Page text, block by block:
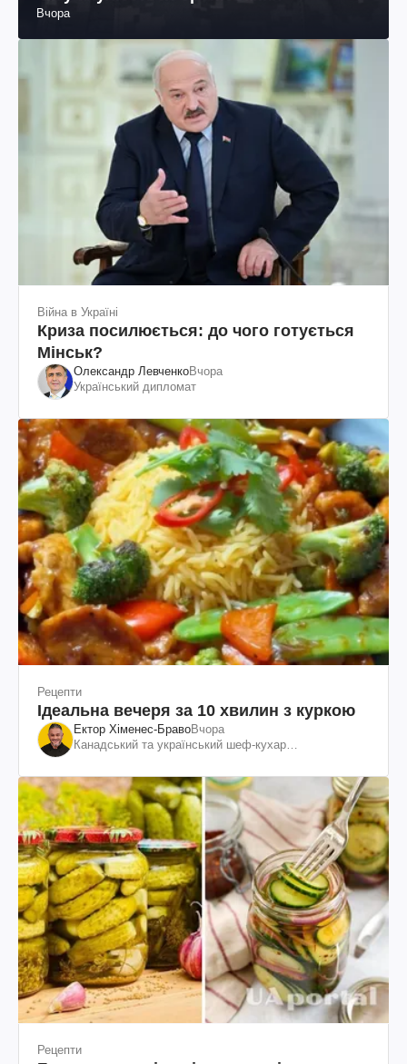
Вчора
Війна в Україні
Криза посилюється: до чого готується
Мінськ?
Олександр ЛевченкоВчора
Український дипломат
Рецепти
Ідеальна вечеря за 10 хвилин з куркою
Ектор Хіменес-БравоВчора
Канадський та український шеф-кухар
Рецепти